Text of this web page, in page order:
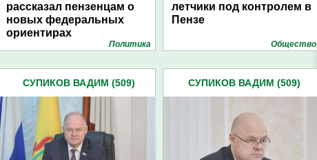
рассказал пензенцам о
новых федеральных
ориентирах
Политика
летчики под контролем в
Пензе
Общество
СУПИКОВ ВАДИМ (509) СУПИКОВ ВАДИМ (509)